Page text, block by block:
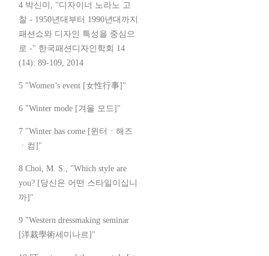
4 박신미, "디자이너 노라노 고
찰 - 1950년대부터 1990년대까지
패션쇼와 디자인 특성을 중심으
로 -" 한국패션디자인학회 14
(14): 89-109, 2014
5 "Women’s event [女性行事]"
6 "Winter mode [겨울 모드]"
7 "Winter has come [윈터ㆍ해즈
ㆍ컴]"
8 Choi, M. S., "Which style are
you? [당신은 어떤 스타일이십니
까]"
9 "Western dressmaking seminar
[洋裁學術세미나르]"